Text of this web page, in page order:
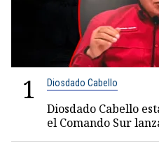
1 Diosdado Cabello
Diosdado Cabello
el Comando Sur